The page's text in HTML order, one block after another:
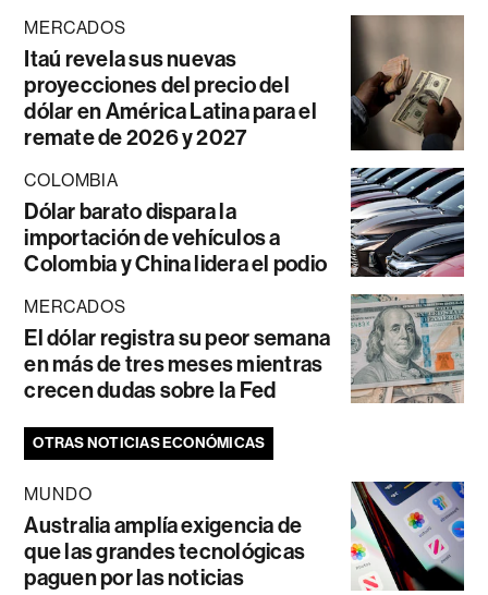
MERCADOS
Itaú revela sus nuevas
proyecciones del precio del
dólar en América Latina para el
remate de 2026 y 2027
COLOMBIA
Dólar barato dispara la
importación de vehículos a
Colombia y China lidera el podio
MERCADOS
El dólar registra su peor semana
en más de tres meses mientras
crecen dudas sobre la Fed
OTRAS NOTICIAS ECONÓMICAS
MUNDO
Australia amplía exigencia de
que las grandes tecnológicas
paguen por las noticias